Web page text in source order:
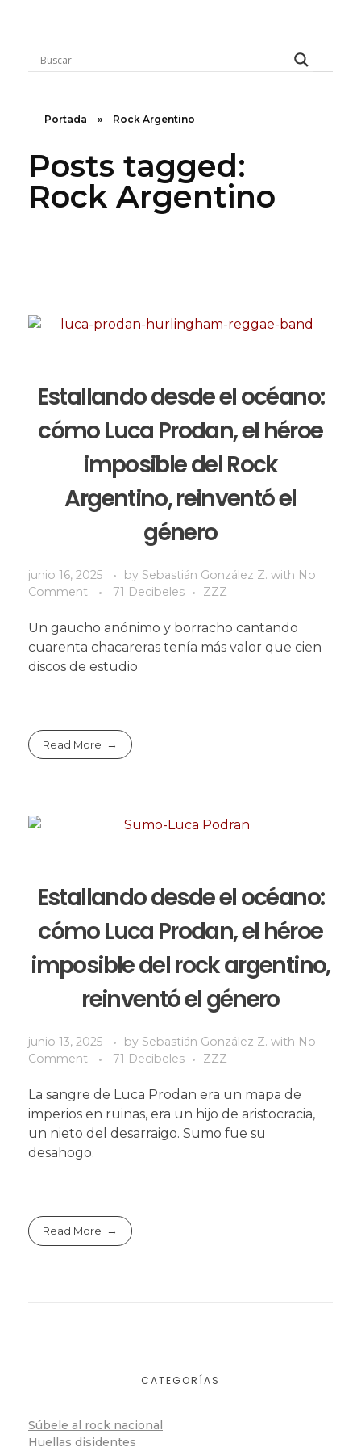
Rugidos Disidentes
Bogotá - Colombia | ISSN 2619-5569
Portada » Rock Argentino
Posts tagged:
Rock Argentino
Estallando desde el océano:
cómo Luca Prodan, el héroe
imposible del Rock
Argentino, reinventó el
género
junio 16, 2025 by Sebastián González Z. with No
Comment
71 Decibeles ZZZ
Un gaucho anónimo y borracho cantando
cuarenta chacareras tenía más valor que cien
discos de estudio
Read More
Estallando desde el océano:
cómo Luca Prodan, el héroe
imposible del rock argentino,
reinventó el género
junio 13, 2025 by Sebastián González Z. with No
Comment
71 Decibeles ZZZ
La sangre de Luca Prodan era un mapa de
imperios en ruinas, era un hijo de aristocracia,
un nieto del desarraigo. Sumo fue su
desahogo.
Read More
CATEGORÍAS
Súbele al rock nacional
Huellas disidentes